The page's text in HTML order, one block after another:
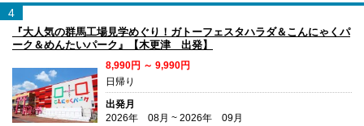
4
『大人気の群馬工場見学めぐり！ガトーフェスタハラダ＆こんにゃくパ
ーク＆めんたいパーク』【木更津 出発】
8,990円 ～ 9,990円
日帰り
出発月
2026年 08月 ~ 2026年 09月